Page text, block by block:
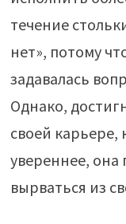
течение
нет», потому
задавалась
Однако,
своей карьере,
увереннее, она
вырваться из